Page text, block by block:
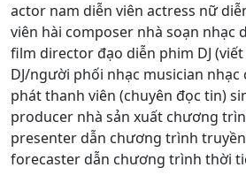
actor nam diễn viên actress nữ
viên hài composer nhà soạn nhạc
film director đạo diễn phim DJ
DJ/người phối nhạc musician
phát thanh viên (chuyên đọc tin)
producer nhà sản xuất chương
presenter dẫn chương trình
forecaster dẫn chương trình thời